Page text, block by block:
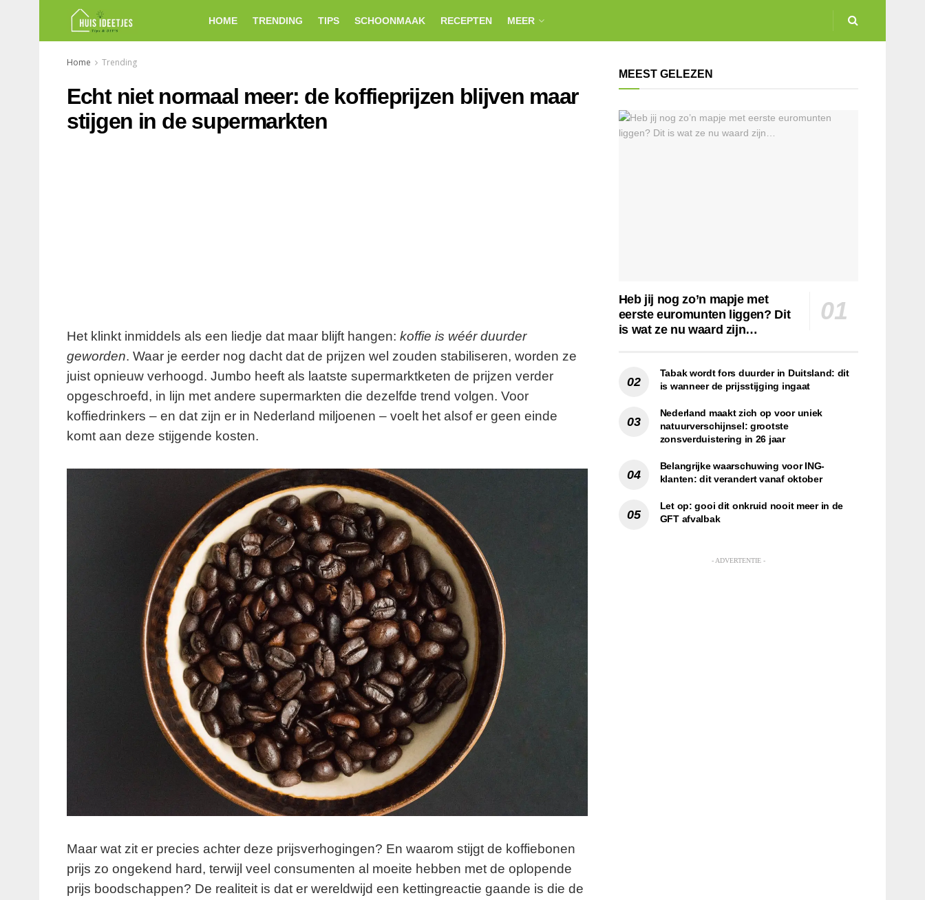
HOME TRENDING TIPS SCHOONMAAK RECEPTEN MEER
Home Trending
Echt niet normaal meer: de koffieprijzen blijven maar
stijgen in de supermarkten
Het klinkt inmiddels als een liedje dat maar blijft hangen: koffie is wéér duurder
geworden. Waar je eerder nog dacht dat de prijzen wel zouden stabiliseren, worden ze
juist opnieuw verhoogd. Jumbo heeft als laatste supermarktketen de prijzen verder
opgeschroefd, in lijn met andere supermarkten die dezelfde trend volgen. Voor
koffiedrinkers – en dat zijn er in Nederland miljoenen – voelt het alsof er geen einde
komt aan deze stijgende kosten.
Maar wat zit er precies achter deze prijsverhogingen? En waarom stijgt de koffiebonen
prijs zo ongekend hard, terwijl veel consumenten al moeite hebben met de oplopende
prijs boodschappen? De realiteit is dat er wereldwijd een kettingreactie gaande is die de
MEEST GELEZEN
Heb jij nog zo’n mapje met
eerste euromunten liggen? Dit
is wat ze nu waard zijn…
Tabak wordt fors duurder in Duitsland: dit
is wanneer de prijsstijging ingaat
Nederland maakt zich op voor uniek
natuurverschijnsel: grootste
zonsverduistering in 26 jaar
Belangrijke waarschuwing voor ING-
klanten: dit verandert vanaf oktober
Let op: gooi dit onkruid nooit meer in de
GFT afvalbak
- ADVERTENTIE -